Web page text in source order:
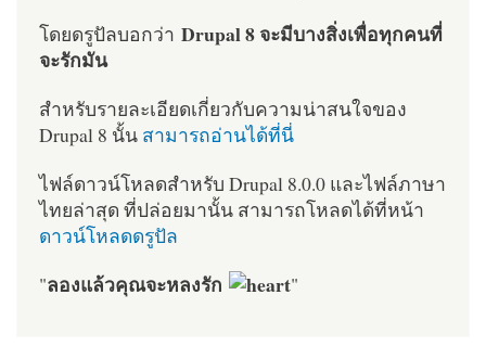
โดยดรูปัลบอกว่า Drupal 8 จะมีบางสิ่งเพื่อทุกคนที่
จะรักมัน
สำหรับรายละเอียดเกี่ยวกับความน่าสนใจของ
Drupal 8 นั้น สามารถอ่านได้ที่นี่
ไฟล์ดาวน์โหลดสำหรับ Drupal 8.0.0 และไฟล์ภาษา
ไทยล่าสุด ที่ปล่อยมานั้น สามารถโหลดได้ที่หน้า
ดาวน์โหลดดรูปัล
"ลองแล้วคุณจะหลงรัก "